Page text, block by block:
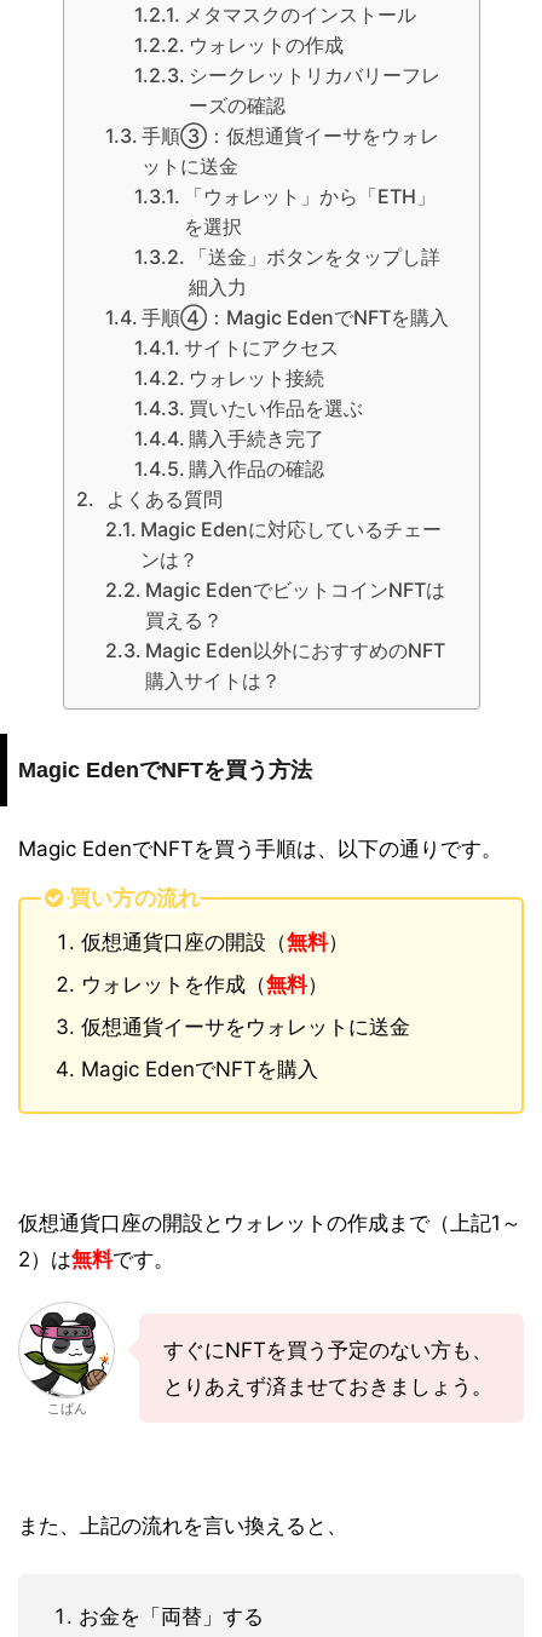
メタマスクのインストール
ウォレットの作成
シークレットリカバリーフレ
ーズの確認
手順③：仮想通貨イーサをウォレ
ットに送金
「ウォレット」から「ETH」
を選択
「送金」ボタンをタップし詳
細入力
手順④：Magic EdenでNFTを購入
サイトにアクセス
ウォレット接続
買いたい作品を選ぶ
購入手続き完了
購入作品の確認
よくある質問
Magic Edenに対応しているチェー
ンは？
Magic EdenでビットコインNFTは
買える？
Magic Eden以外におすすめのNFT
購入サイトは？
Magic EdenでNFTを買う方法
Magic EdenでNFTを買う手順は、以下の通りです。
買い方の流れ
仮想通貨口座の開設（無料）
ウォレットを作成（無料）
仮想通貨イーサをウォレットに送金
Magic EdenでNFTを購入
仮想通貨口座の開設とウォレットの作成まで（上記1～
2）は無料です。
こばん
すぐにNFTを買う予定のない方も、
とりあえず済ませておきましょう。
また、上記の流れを言い換えると、
お金を「両替」する